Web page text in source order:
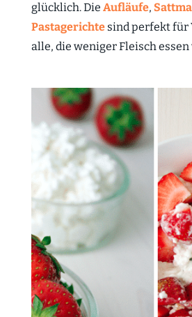
glücklich. Die Aufläufe,
Pastagerichte sind perfekt für
alle, die weniger Fleisch